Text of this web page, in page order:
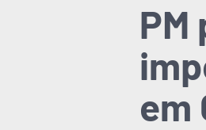
em